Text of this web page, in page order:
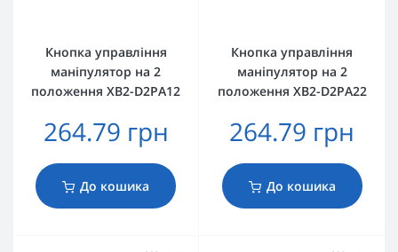
Кнопка управління
маніпулятор на 2
положення XB2-D2PA12
264.79 грн
До кошика
Кнопка управління
маніпулятор на 2
положення XB2-D2PA22
264.79 грн
До кошика